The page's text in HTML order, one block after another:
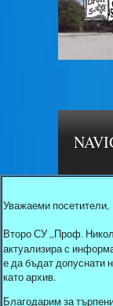
Уважаеми посетители,
Второ СУ „Проф.
актуализира с
е да бъдат допуснати
като архив.
Благодарим за